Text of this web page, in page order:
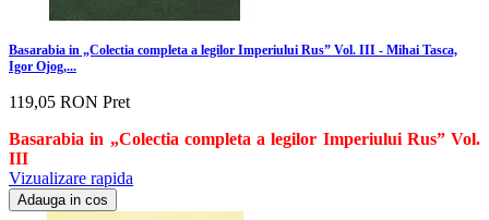
Basarabia in „Colectia completa a legilor Imperiului Rus” Vol. III - Mihai Tasca,
Igor Ojog,...
119,05 RON Pret
Basarabia in „Colectia completa a legilor Imperiului Rus” Vol.
III
Vizualizare rapida
Adauga in cos